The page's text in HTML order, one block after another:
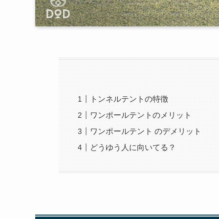
トンネルテントの特徴
ワンポールテントのメリット
ワンポールテント のデメリット
どうゆう人に向いてる？